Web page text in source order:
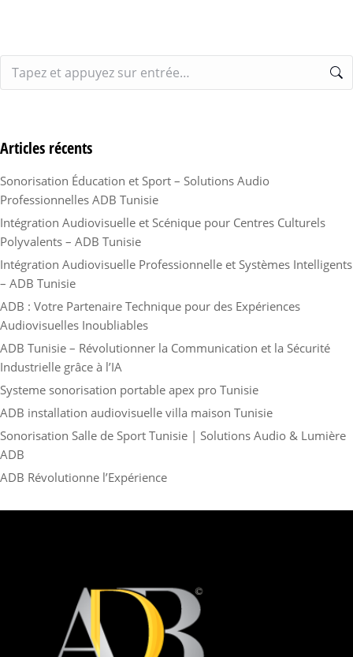
Articles récents
Sonorisation Éducation et Sport – Solutions Audio
Professionnelles ADB Tunisie
Intégration Audiovisuelle et Scénique pour Centres Culturels
Polyvalents – ADB Tunisie
Intégration Audiovisuelle Professionnelle et Systèmes Intelligents
– ADB Tunisie
ADB : Votre Partenaire Technique pour des Expériences
Audiovisuelles Inoubliables
ADB Tunisie – Révolutionner la Communication et la Sécurité
Industrielle grâce à l’IA
Systeme sonorisation portable apex pro Tunisie
ADB installation audiovisuelle villa maison Tunisie
Sonorisation Salle de Sport Tunisie | Solutions Audio & Lumière
ADB
ADB Révolutionne l’Expérience